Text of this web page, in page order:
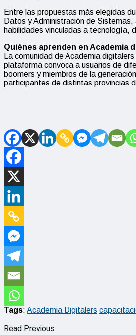
Entre las propuestas más elegidas
Datos y Administración de
habilidades vinculadas a tecnología,
Quiénes aprenden en Academia
La comunidad de Academia
plataforma convoca a usuarios de
boomers y miembros de la
participantes de distintas provincias
Tags: Academia Digitalers
Read Previous